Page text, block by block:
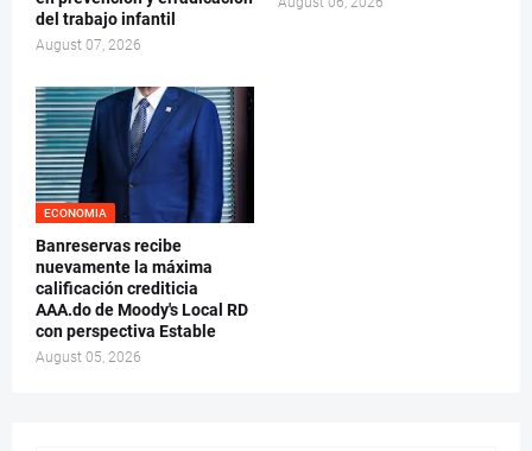
del trabajo infantil
August 07, 2026
ECONOMIA
Banreservas recibe
nuevamente la máxima
calificación crediticia
AAA.do de Moody's Local RD
con perspectiva Estable
August 05, 2026